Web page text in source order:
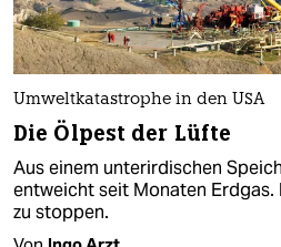
Umweltkatastrophe in den USA
Die Ölpest der Lüfte
Aus einem unterirdischen
entweicht seit Monaten
zu stoppen.